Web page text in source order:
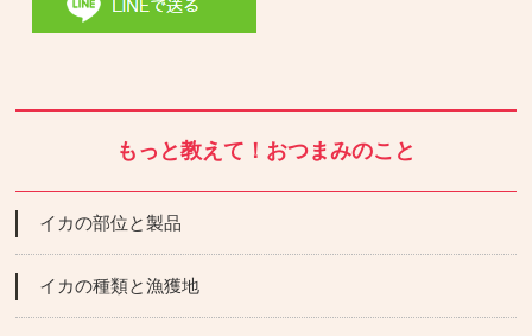
もっと教えて！おつまみのこと
イカの部位と製品
イカの種類と漁獲地